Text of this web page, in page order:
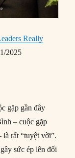
Really
2025
gặp gần đây
– cuộc gặp
là rất “tuyệt vời”.
sức ép lên đối